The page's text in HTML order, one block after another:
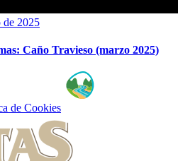
de 2025
Caño Travieso (marzo 2025)
de Cookies